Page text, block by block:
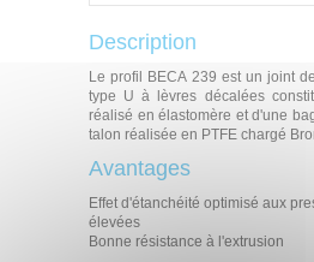
Description
Le profil BECA 239 est un joint
type U à lèvres décalées
réalisé en élastomère et d'une
talon réalisée en PTFE chargé
Avantages
Effet d'étanchéité optimisé aux
élevées
Bonne résistance à l'extrusion